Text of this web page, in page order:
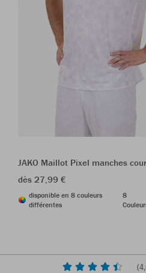
JAKO Maillot Pixel manches
dès 27,99 €
disponible en 8 couleurs
différentes
8
(